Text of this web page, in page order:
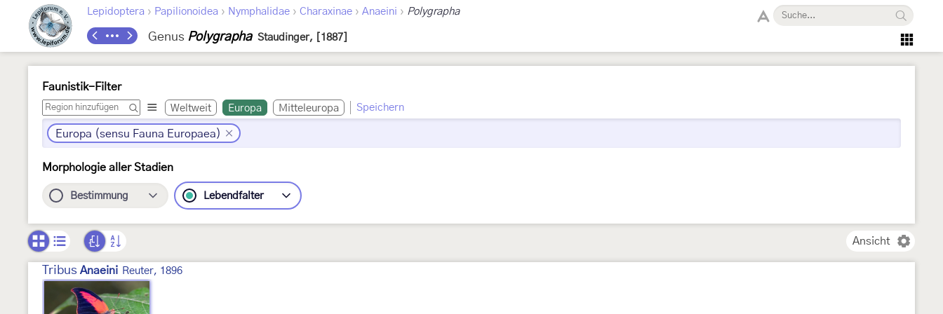
Lepidoptera › Papilionoidea › Nymphalidae › Charaxinae › Anaeini › Polygrapha
Genus Polygrapha Staudinger, [1887]
Faunistik-Filter
Weltweit Europa Mitteleuropa Speichern
Europa (sensu Fauna Europaea)
Morphologie aller Stadien
Bestimmung Lebendfalter
Ansicht
Tribus Anaeini Reuter, 1896